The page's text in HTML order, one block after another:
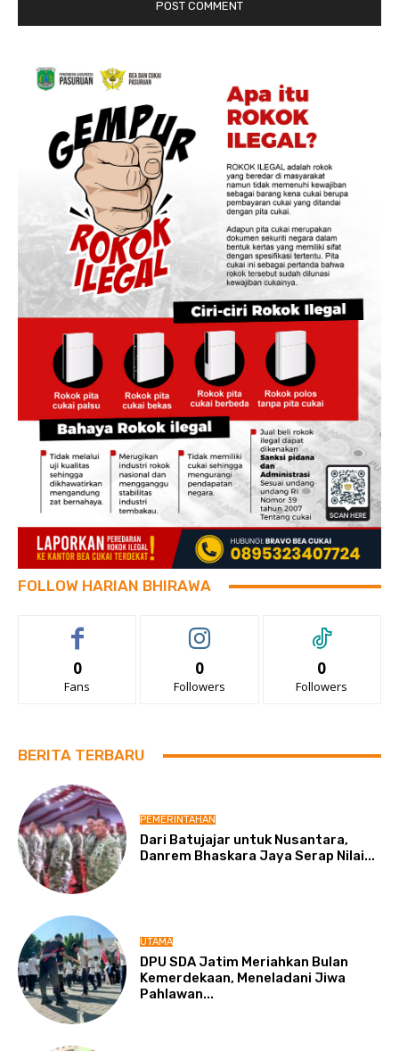
FOLLOW HARIAN BHIRAWA
0
Fans
0
Followers
0
Followers
BERITA TERBARU
PEMERINTAHAN
Dari Batujajar untuk Nusantara,
Danrem Bhaskara Jaya Serap Nilai...
UTAMA
DPU SDA Jatim Meriahkan Bulan
Kemerdekaan, Meneladani Jiwa
Pahlawan...